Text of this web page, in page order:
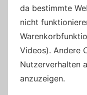
da bestimmte
nicht
Videos). Andere
Nutzerverhalten
anzuzeigen.